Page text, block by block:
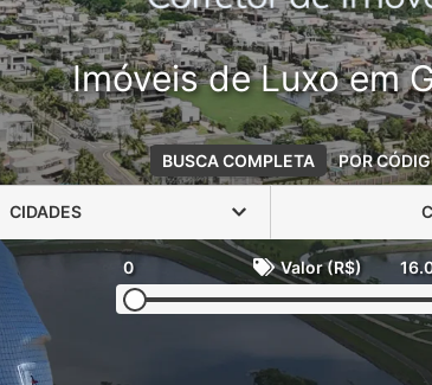
Imóveis de Luxo em
BUSCA COMPLETA POR
CIDADES
0 Valor (R$)